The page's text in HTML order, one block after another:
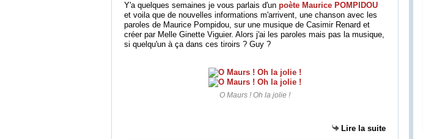
Y'a quelques semaines je vous parlais d'un poète Maurice POMPIDOU
et voila que de nouvelles informations m'arrivent, une chanson avec les
paroles de Maurice Pompidou, sur une musique de Casimir Renard et
créer par Melle Ginette Viguier. Alors j'ai les paroles mais pas la musique,
si quelqu'un à ça dans ces tiroirs ? Guy ?
O Maurs ! Oh la jolie !
Lire la suite